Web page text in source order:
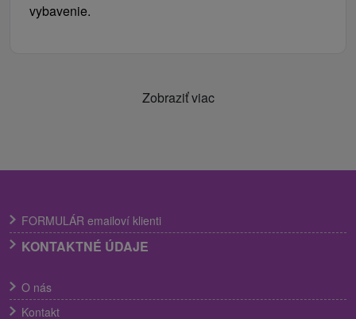
vybavenie.
Zobraziť viac
FORMULÁR emailoví klienti
KONTAKTNÉ ÚDAJE
O nás
Kontakt